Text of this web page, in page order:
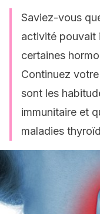
Saviez-vous
activité pouvait
certaines
Continuez
sont les
immunitaire et
maladies